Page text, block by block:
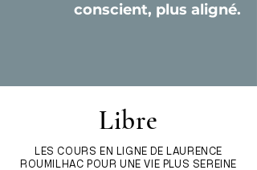
conscient, plus aligné.
Libre
LES COURS EN LIGNE DE LAURENCE
ROUMILHAC POUR UNE VIE PLUS SEREINE